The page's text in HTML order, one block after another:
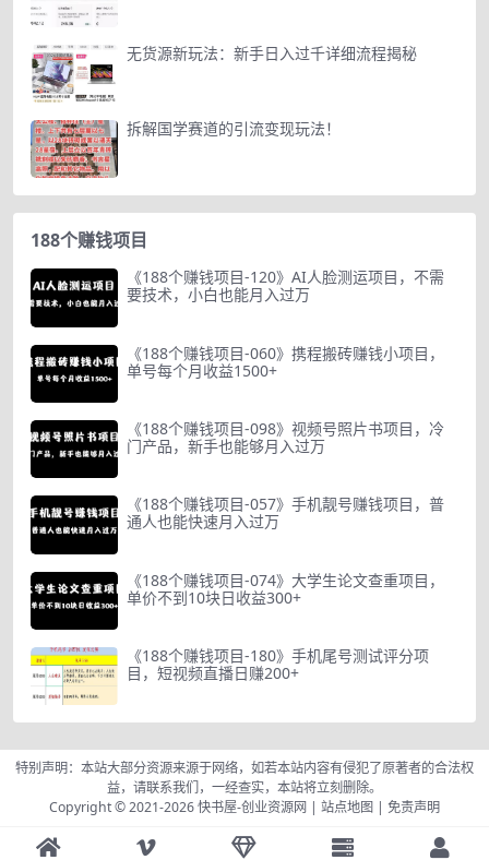
无货源新玩法：新手日入过千详细流程揭秘
拆解国学赛道的引流变现玩法！
188个赚钱项目
《188个赚钱项目-120》AI人脸测运项目，不需
要技术，小白也能月入过万
《188个赚钱项目-060》携程搬砖赚钱小项目，
单号每个月收益1500+
《188个赚钱项目-098》视频号照片书项目，冷
门产品，新手也能够月入过万
《188个赚钱项目-057》手机靓号赚钱项目，普
通人也能快速月入过万
《188个赚钱项目-074》大学生论文查重项目，
单价不到10块日收益300+
《188个赚钱项目-180》手机尾号测试评分项
目，短视频直播日赚200+
特别声明：本站大部分资源来源于网络，如若本站内容有侵犯了原著者的合法权
益，请联系我们，一经查实，本站将立刻删除。
Copyright © 2021-2026快书屋-创业资源网 | 站点地图 | 免责声明